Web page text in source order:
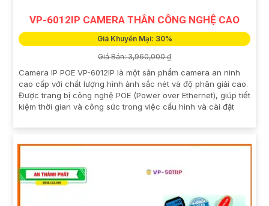
VP-6012IP CAMERA THÂN CÔNG NGHỆ CAO
Giá Khuyến Mại: 30%
Giá Bán: 3,960,000 ₫
Camera IP POE VP-6012IP là một sản phẩm camera an ninh
cao cấp với chất lượng hình ảnh sắc nét và độ phân giải cao.
Được trang bị công nghệ POE (Power over Ethernet), giúp tiết
kiệm thời gian và công sức trong việc cấu hình và cài đặt